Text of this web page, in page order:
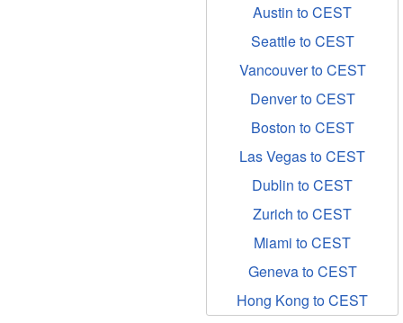
Austin to CEST
Seattle to CEST
Vancouver to CEST
Denver to CEST
Boston to CEST
Las Vegas to CEST
Dublin to CEST
Zurich to CEST
Miami to CEST
Geneva to CEST
Hong Kong to CEST